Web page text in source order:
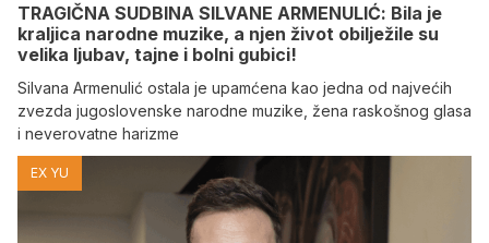
TRAGIČNA SUDBINA SILVANE ARMENULIĆ: Bila je
kraljica narodne muzike, a njen život obilježile su
velika ljubav, tajne i bolni gubici!
Silvana Armenulić ostala je upamćena kao jedna od najvećih
zvezda jugoslovenske narodne muzike, žena raskošnog glasa
i neverovatne harizme
EX YU